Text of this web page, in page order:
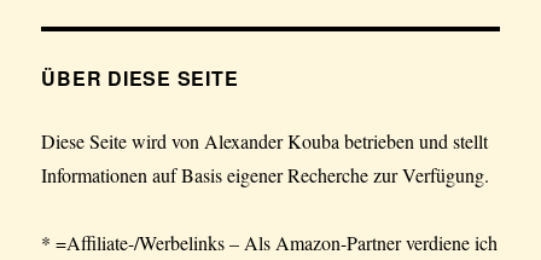
ÜBER DIESE SEITE
Diese Seite wird von Alexander Kouba betrieben und stellt
Informationen auf Basis eigener Recherche zur Verfügung.
* =Affiliate-/Werbelinks – Als Amazon-Partner verdiene ich